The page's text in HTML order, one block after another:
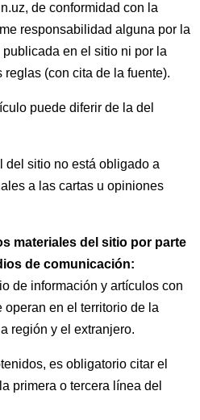
de conformidad con la
responsabilidad alguna por la
en el sitio ni por la
(con cita de la fuente).
puede diferir de la del
del sitio no está obligado a
a las cartas u opiniones
materiales del sitio por parte
de comunicación:
de información y artículos con
operan en el territorio de la
región y el extranjero.
es obligatorio citar el
primera o tercera línea del